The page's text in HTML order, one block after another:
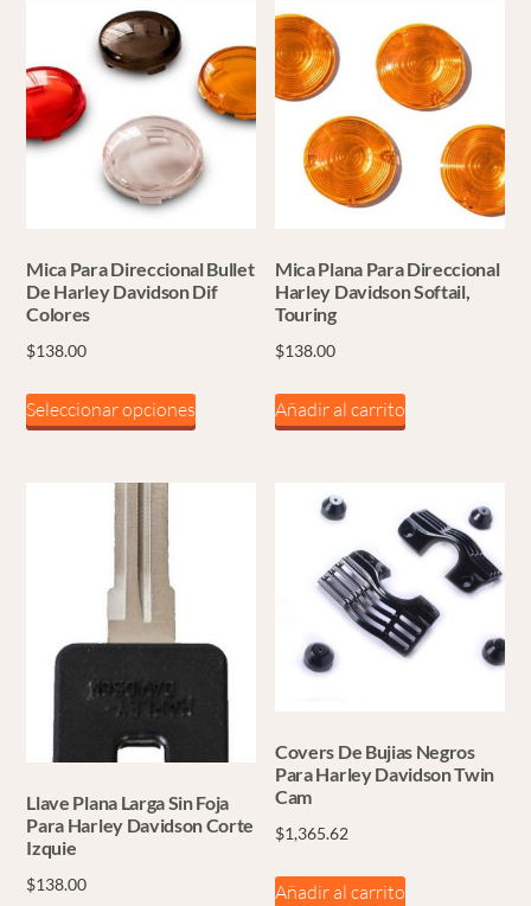
Mica Para Direccional Bullet
De Harley Davidson Dif
Colores
$138.00
Seleccionar opciones
Este
producto
pueden
de
producto
Mica Plana Para Direccional
Harley Davidson Softail,
Touring
$138.00
Añadir al carrito
Llave Plana Larga Sin Foja
Para Harley Davidson Corte
Izquie
$138.00
Covers De Bujias Negros
Para Harley Davidson Twin
Cam
$1,365.62
Añadir al carrito